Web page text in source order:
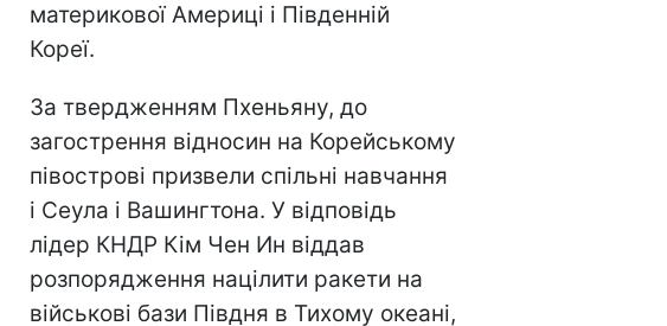
материкової Америці і Південній
Кореї.
За твердженням Пхеньяну, до
загострення відносин на Корейському
півострові призвели спільні навчання
і Сеула і Вашингтона. У відповідь
лідер КНДР Кім Чен Ин віддав
розпорядження націлити ракети на
військові бази Півдня в Тихому океані,